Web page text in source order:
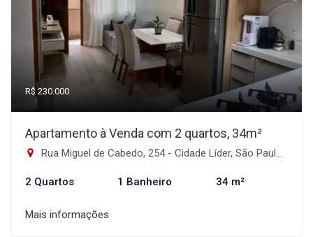
R$ 230.000
Apartamento à Venda com 2 quartos, 34m²
Rua Miguel de Cabedo, 254 - Cidade Líder, São Paulo-SP
2 Quartos 1 Banheiro 34 m²
Mais informações